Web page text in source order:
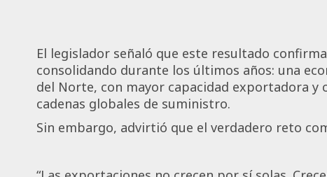
El legislador señaló que este resultado
consolidando durante los últimos años: una
del Norte, con mayor capacidad exportadora
cadenas globales de suministro.
Sin embargo, advirtió que el verdadero reto